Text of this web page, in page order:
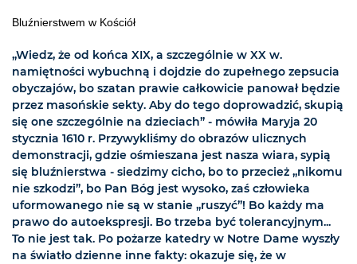
Bluźnierstwem w Kościół
„Wiedz, że od końca XIX, a szczególnie w XX w.
namiętności wybuchną i dojdzie do zupełnego zepsucia
obyczajów, bo szatan prawie całkowicie panował będzie
przez masońskie sekty. Aby do tego doprowadzić, skupią
się one szczególnie na dzieciach” - mówiła Maryja 20
stycznia 1610 r. Przywykliśmy do obrazów ulicznych
demonstracji, gdzie ośmieszana jest nasza wiara, sypią
się bluźnierstwa - siedzimy cicho, bo to przecież „nikomu
nie szkodzi”, bo Pan Bóg jest wysoko, zaś człowieka
uformowanego nie są w stanie „ruszyć”! Bo każdy ma
prawo do autoekspresji. Bo trzeba być tolerancyjnym...
To nie jest tak. Po pożarze katedry w Notre Dame wyszły
na światło dzienne inne fakty: okazuje się, że w